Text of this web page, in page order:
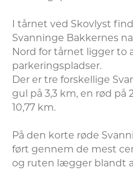
I tårnet ved Skovlyst
Svanninge Bakkernes
Nord for tårnet ligger to
parkeringspladser.
Der er tre forskellige
gul på 3,3 km, en rød på
10,77 km.
På den korte røde
ført gennem de mest
og ruten lægger blandt